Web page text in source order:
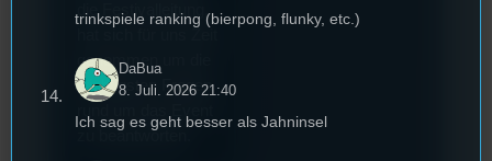
die Festivalleitung,
genommen um die
wichtigsten Fragen
zu beantworten.
trinkspiele ranking (bierpong, flunky, etc.)
DaBua
8. Juli. 2026 21:40
Ich sag es geht besser als Jahninsel